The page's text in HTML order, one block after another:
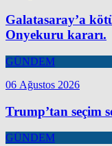
Galatasaray’a
Onyekuru kararı.
GÜNDEM
06 Ağustos 2026
Trump’tan seçim
GÜNDEM